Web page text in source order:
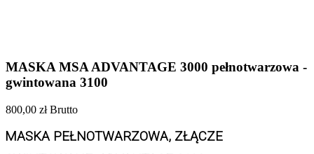
MASKA MSA ADVANTAGE 3000 pełnotwarzowa -
gwintowana 3100
800,00 zł Brutto
MASKA PEŁNOTWARZOWA, ZŁĄCZE